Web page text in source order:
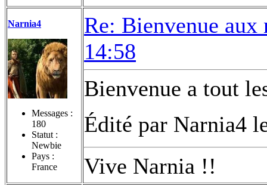
Narnia4
Messages :
180
Statut :
Newbie
Pays :
France
Re: Bienvenue
14:58
Bienvenue a tout
Édité par Narnia4
Vive Narnia !!